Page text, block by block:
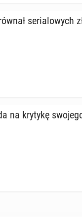
se­ria­lo­wych
na krytykę